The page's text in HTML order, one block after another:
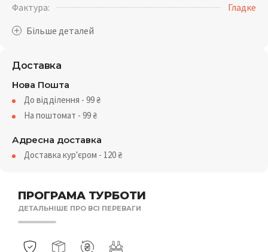
ПРОГРАМА ТУРБОТИ
ДЕТАЛЬНІШЕ ПРО ВСІ ПЕРЕВАГИ
Фактура:
Гладке
Доставка
Нова Пошта
До відділення - 99₴
На поштомат - 99₴
Адресна доставка
Доставка кур'єром - 120₴